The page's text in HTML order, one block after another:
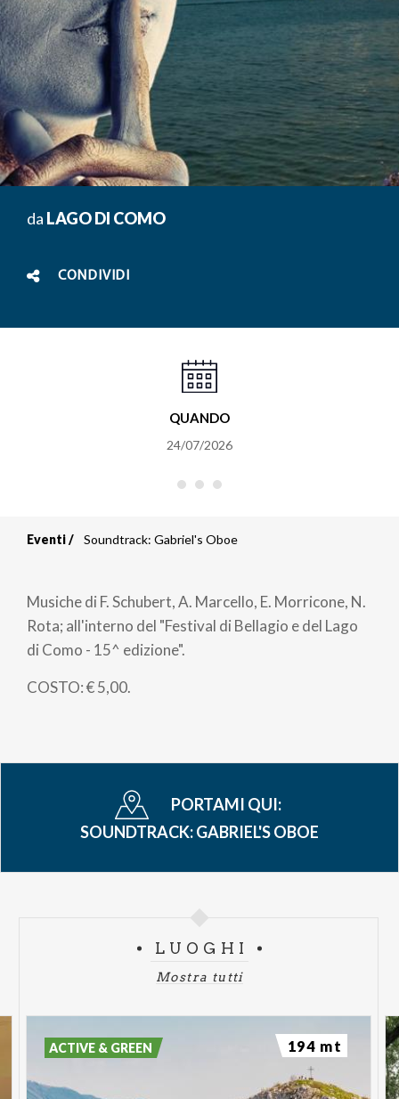
da LAGO DI COMO
CONDIVIDI
QUANDO
24/07/2026
di
pane
Eventi Soundtrack: Gabriel's Oboe
Musiche di F. Schubert, A. Marcello, E. Morricone, N.
Rota; all'interno del "Festival di Bellagio e del Lago
di Como - 15^ edizione".
COSTO: € 5,00.
PORTAMI QUI:
SOUNDTRACK: GABRIEL'S OBOE
LUOGHI
Mostra tutti
ACTIVE & GREEN 194 mt